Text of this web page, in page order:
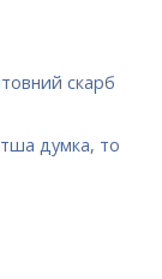
скарб
думка, то